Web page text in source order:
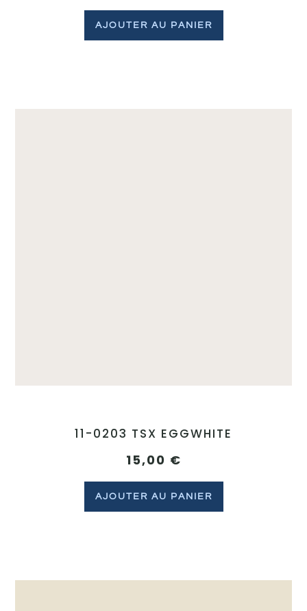
AJOUTER AU PANIER
11-0203 TSX EGGWHITE
15,00 €
AJOUTER AU PANIER